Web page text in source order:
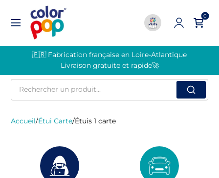
0
🇫🇷 Fabrication française en Loire-Atlantique
Livraison gratuite et rapide🚀
Rechercher
produit
Accueil/Étui Carte/Étuis 1 carte